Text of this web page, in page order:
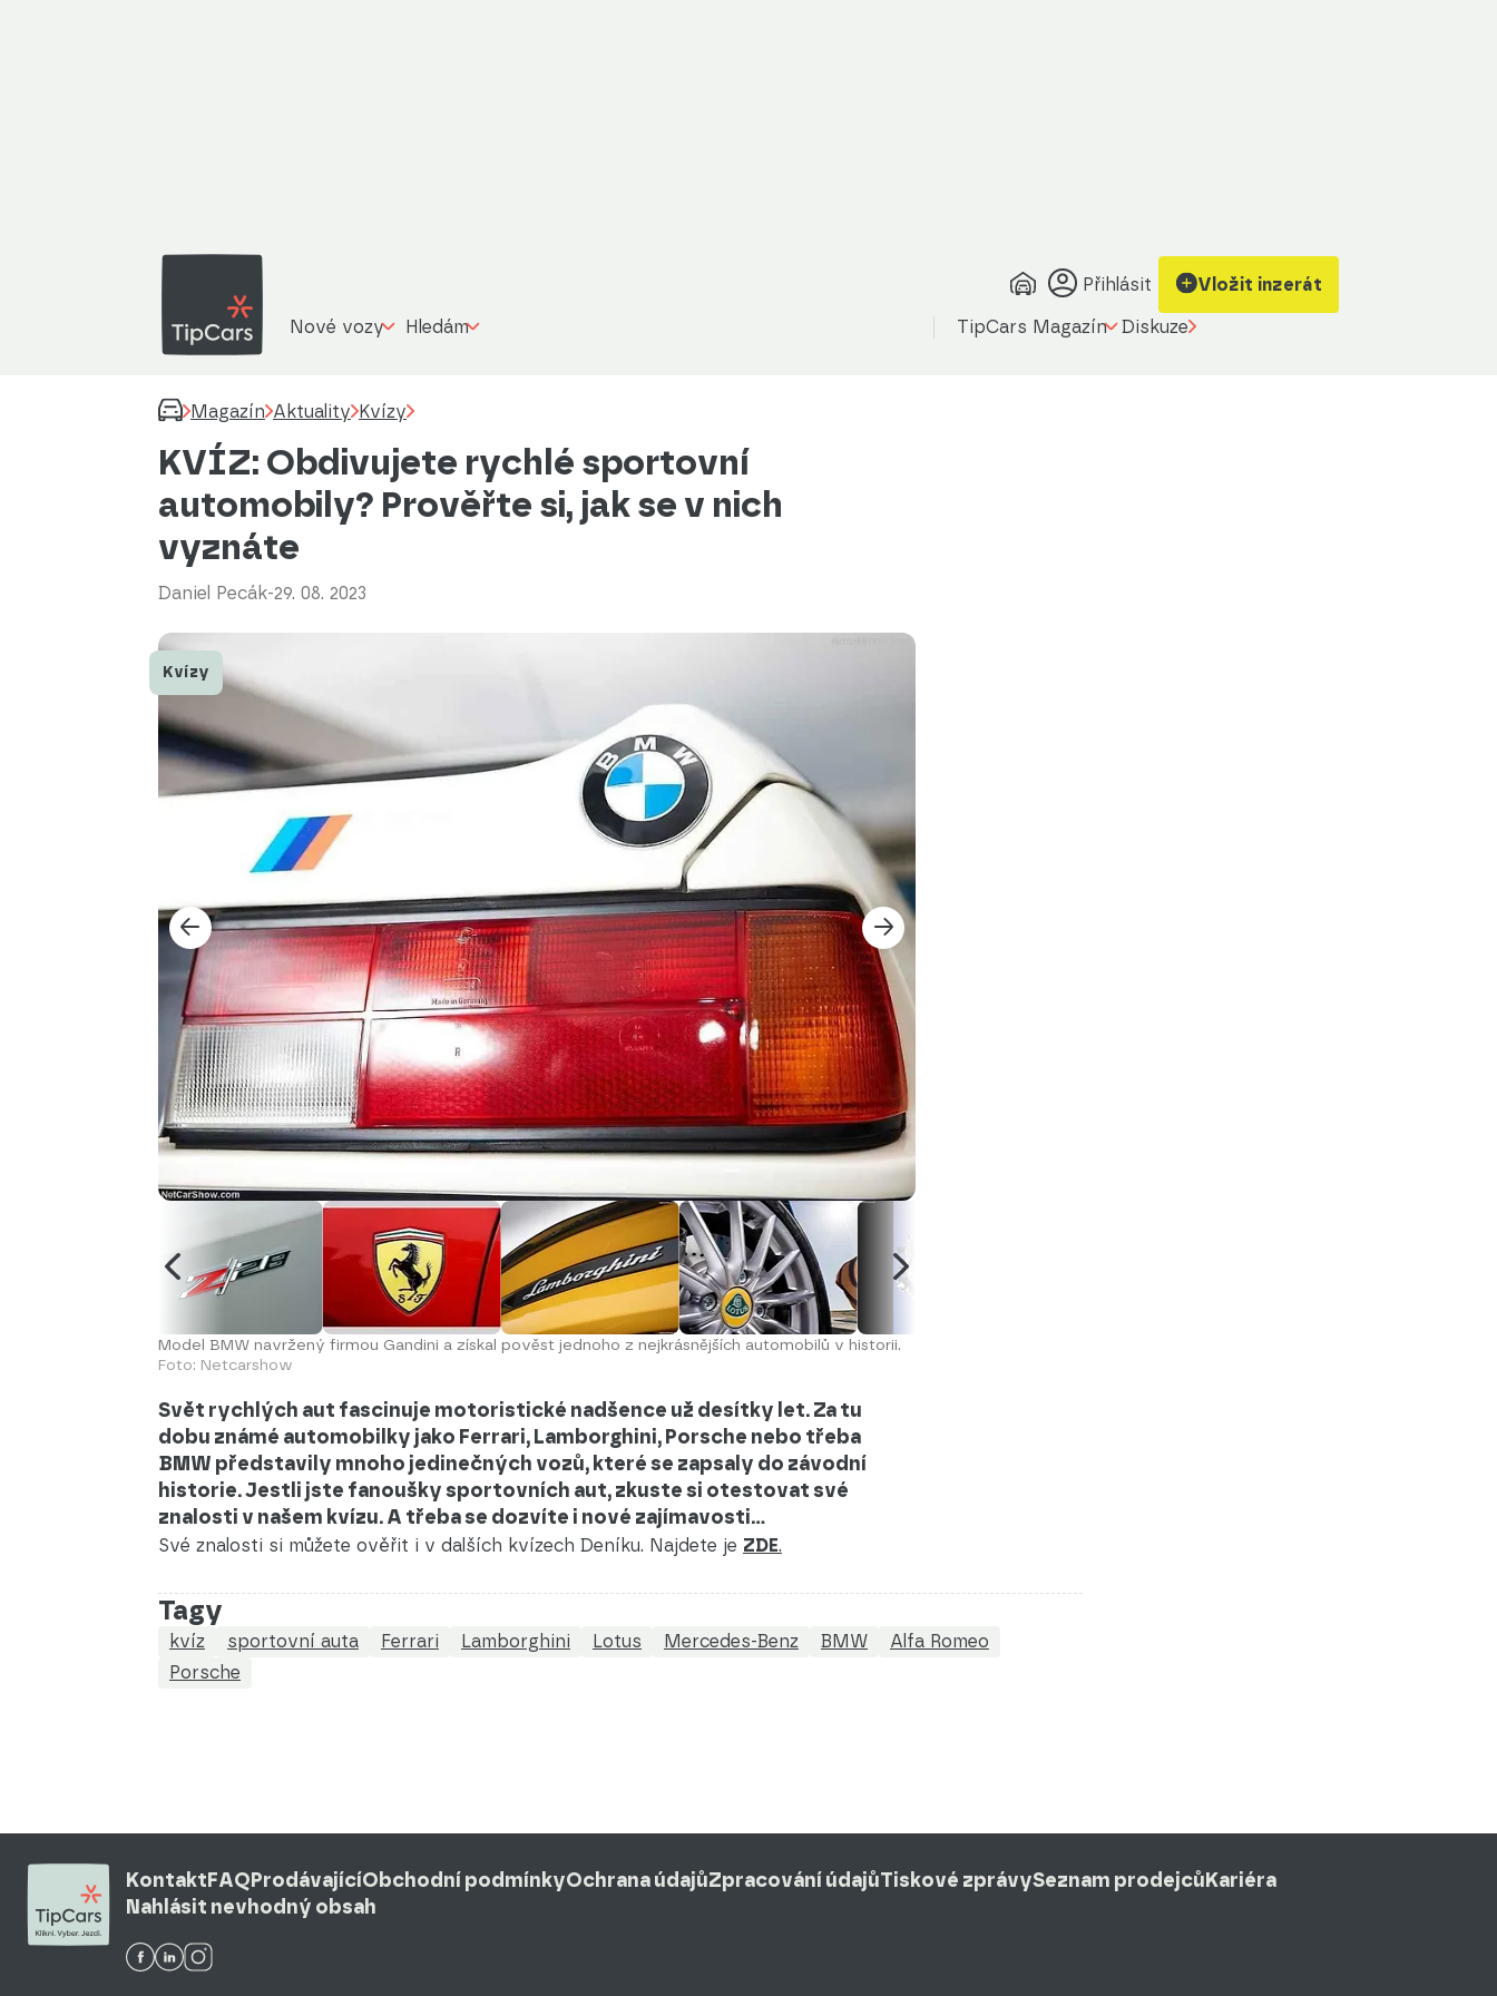
Přihlásit Vložit inzerát
Nové vozy Hledám TipCars Magazín Diskuze
Magazín Aktuality Kvízy
KVÍZ: Obdivujete rychlé sportovní
automobily? Prověřte si, jak se v nich
vyznáte
Daniel Pecák-29. 08. 2023
Model BMW navržený firmou Gandini a získal pověst jednoho z nejkrásnějších automobilů v historii.
Foto: Netcarshow
Kvízy
Svět rychlých aut fascinuje motoristické nadšence už desítky let. Za tu
dobu známé automobilky jako Ferrari, Lamborghini, Porsche nebo třeba
BMW představily mnoho jedinečných vozů, které se zapsaly do závodní
historie. Jestli jste fanoušky sportovních aut, zkuste si otestovat své
znalosti v našem kvízu. A třeba se dozvíte i nové zajímavosti…
Své znalosti si můžete ověřit i v dalších kvízech Deníku. Najdete je ZDE.
Tagy
kvíz sportovní auta Ferrari Lamborghini Lotus Mercedes-Benz BMW
Alfa Romeo
Porsche
KontaktFAQProdávajícíObchodní podmínkyOchrana údajůZpracování údajůTiskové zprávySeznam prodejcůKariéra
Nahlásit nevhodný obsah